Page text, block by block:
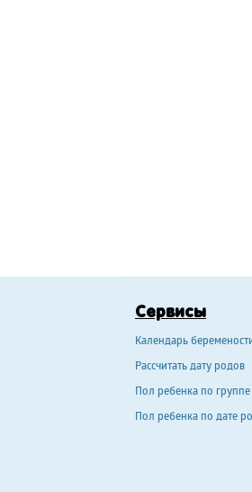
Сервисы
Календарь
Рассчитать дату родов
Пол ребенка по
Пол ребенка по дате